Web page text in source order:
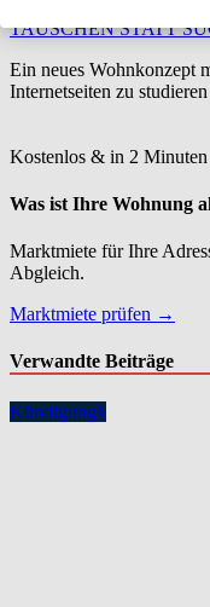
TAUSCHEN STATT
Ein neues Wohnkonzept
Internetseiten zu
Kostenlos & in 2 Minuten
Was ist Ihre Wohnung
Marktmiete für Ihre
Abgleich.
Marktmiete prüfen →
Verwandte Beiträge
Kündigung§